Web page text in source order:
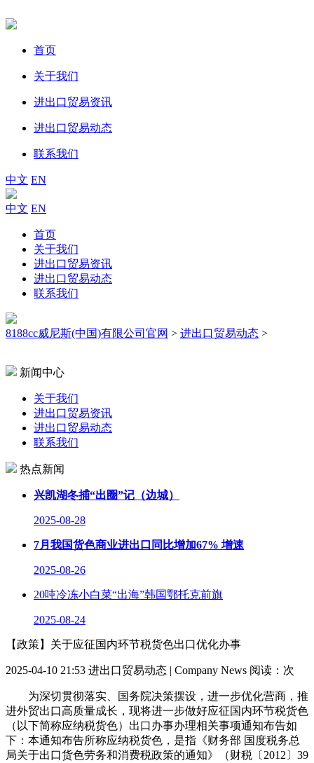
首页
关于我们
进出口贸易资讯
进出口贸易动态
联系我们
中文 EN
中文 EN
首页
关于我们
进出口贸易资讯
进出口贸易动态
联系我们
8188cc威尼斯(中国)有限公司官网 > 进出口贸易动态 >
新闻中心
关于我们
进出口贸易资讯
进出口贸易动态
联系我们
热点新闻
兴凯湖冬捕“出圈”记（边城）
2025-08-28
7月我国货色商业进出口同比增加67% 增速
2025-08-26
20吨冷冻小白菜“出海”韩国鄂托克前旗
2025-08-24
【政策】关于应征国内环节税货色出口优化办事
2025-04-10 21:53 进出口贸易动态 | Company News 阅读： 次
为深切贯彻落实、国务院决策摆设，进一步优化营商，推
进外贸出口高质量成长，现将进一步做好应征国内环节税货色
（以下简称应纳税货色）出口办事办理相关事项通知布告如
下：本通知布告所称应纳税货色，是指《财务部 国度税务总
局关于出口货色劳务和消费税政策的通知》（财税〔2012〕39